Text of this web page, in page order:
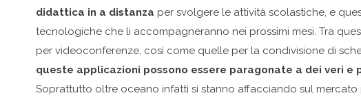
didattica in a distanza per svolgere le attività scolastiche, e
tecnologiche che li accompagneranno nei prossimi mesi. Tra
per videoconferenze, così come quelle per la condivisione di
queste applicazioni possono essere paragonate a dei veri
Soprattutto oltre oceano infatti si stanno affacciando sul